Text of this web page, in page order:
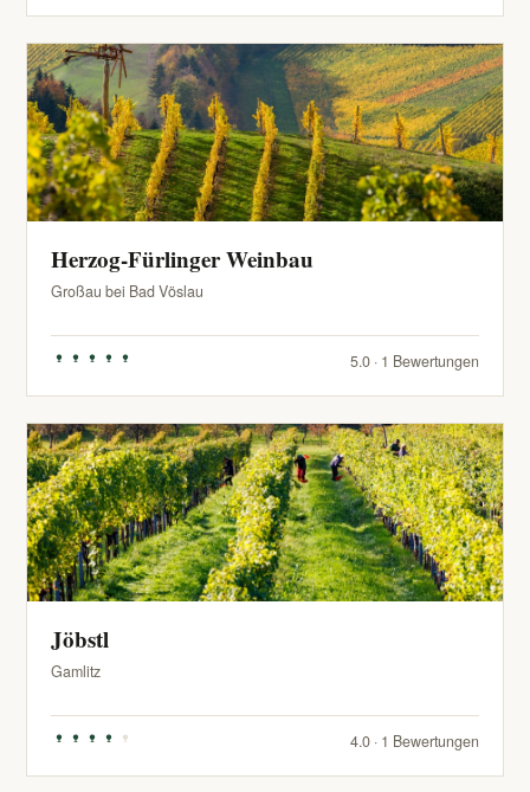
Herzog-Fürlinger Weinbau
Großau bei Bad Vöslau
5.0 · 1 Bewertungen
Jöbstl
Gamlitz
4.0 · 1 Bewertungen